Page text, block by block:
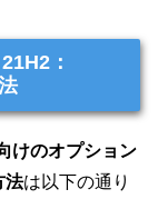
：
けのオプション
法は以下の通り